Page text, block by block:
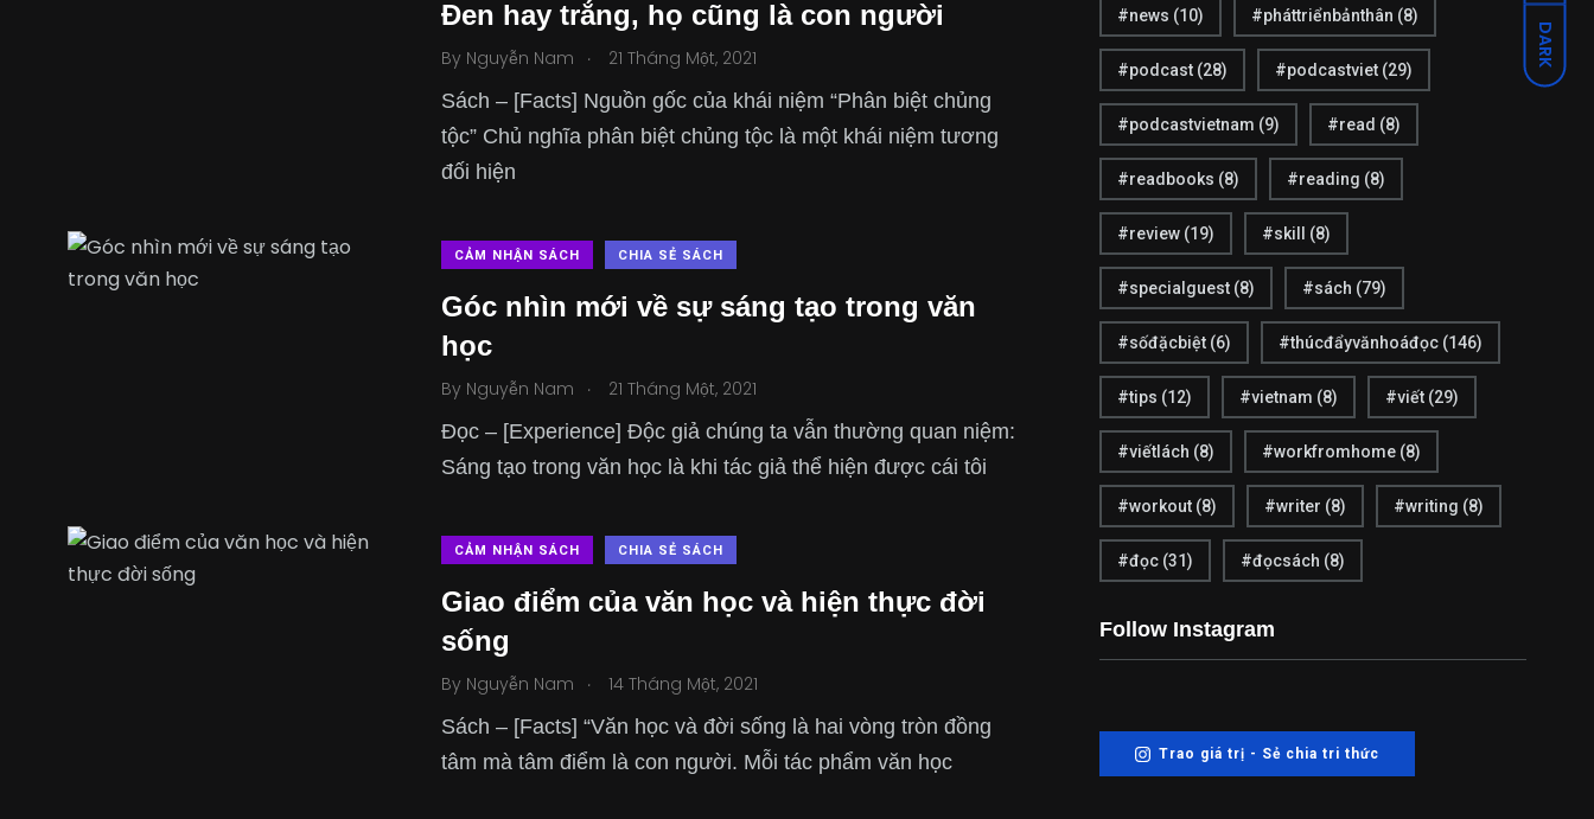
DARK
Đen hay trắng, họ cũng là con người
By Nguyễn Nam .
21 Tháng Một, 2021
Sách – [Facts] Nguồn gốc của khái niệm “Phân biệt chủng
tộc” Chủ nghĩa phân biệt chủng tộc là một khái niệm tương
đối hiện
CẢM NHẬN SÁCH CHIA SẺ SÁCH
Góc nhìn mới về sự sáng tạo trong văn
học
By Nguyễn Nam .
21 Tháng Một, 2021
Đọc – [Experience] Độc giả chúng ta vẫn thường quan niệm:
Sáng tạo trong văn học là khi tác giả thể hiện được cái tôi
CẢM NHẬN SÁCH CHIA SẺ SÁCH
Giao điểm của văn học và hiện thực đời
sống
By Nguyễn Nam .
14 Tháng Một, 2021
Sách – [Facts] “Văn học và đời sống là hai vòng tròn đồng
tâm mà tâm điểm là con người. Mỗi tác phẩm văn học
Listen My Podcast Số đặc biệt
2
Thông báo
Tình cảm
13
Tri ân
11
Trinh thám Tự lực
#news (10) #pháttriểnbảnthân (8)
#podcast (28) #podcastviet (29)
#podcastvietnam (9) #read (8)
#readbooks (8) #reading (8)
#review (19) #skill (8)
#specialguest (8) #sách (79)
#sốđặcbiệt (6) #thúcđẩyvănhoáđọc (146)
#tips (12) #vietnam (8) #viết (29)
#viếtlách (8) #workfromhome (8)
#workout (8) #writer (8) #writing (8)
#đọc (31) #đọcsách (8)
Follow Instagram
Trao giá trị - Sẻ chia tri thức